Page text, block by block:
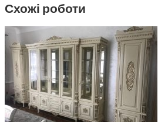
Схожі роботи